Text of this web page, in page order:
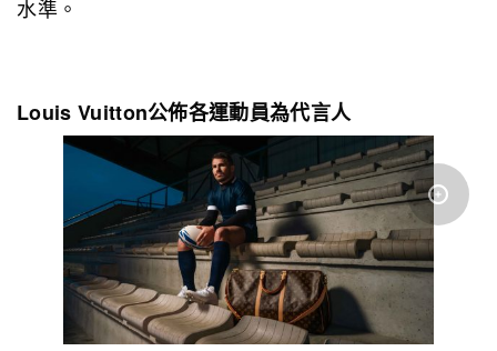
水準。
Louis Vuitton公佈各運動員為代言人